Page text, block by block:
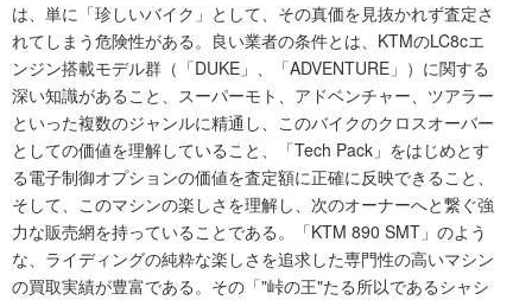
は、単に「珍しいバイク」として、その真価を見抜かれず査定さ
れてしまう危険性がある。良い業者の条件とは、KTMのLC8cエ
ンジン搭載モデル群（「DUKE」、「ADVENTURE」）に関する
深い知識があること、スーパーモト、アドベンチャー、ツアラー
といった複数のジャンルに精通し、このバイクのクロスオーバー
としての価値を理解していること、「Tech Pack」をはじめとす
る電子制御オプションの価値を査定額に正確に反映できること、
そして、このマシンの楽しさを理解し、次のオーナーへと繋ぐ強
力な販売網を持っていることである。「KTM 890 SMT」のよう
な、ライディングの純粋な楽しさを追求した専門性の高いマシン
の買取実績が豊富である。その「"峠の王"たる所以であるシャシ